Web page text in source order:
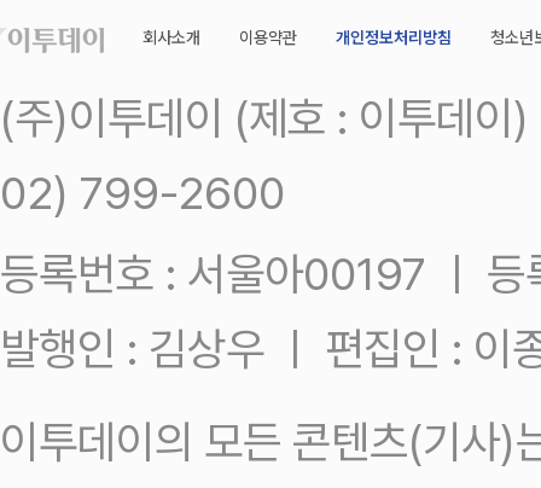
회사소개 이용약관 개인정보처리방침 청소년
(주)이투데이 (제호 : 이투데
02) 799-2600
등록번호 : 서울아00197 ㅣ
발행인 : 김상우 ㅣ 편집인 : 이
이투데이의 모든 콘텐츠(기사)